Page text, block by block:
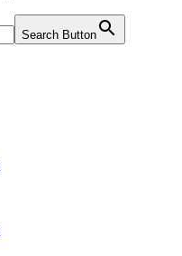
Search Button